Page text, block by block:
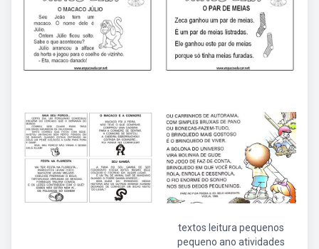
textos leitura pequenos
pequeno ano atividades